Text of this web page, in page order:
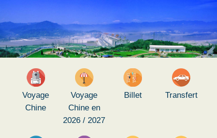
Voyage
Chine
Voyage
Chine en
2026 / 2027
Billet Transfert